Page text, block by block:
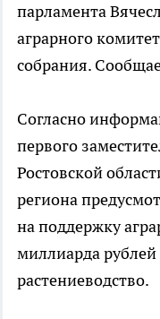
парламента
аграрного
собрания.
Согласно
первого
Ростовской
региона
на поддержку
миллиарда
растениеводство.